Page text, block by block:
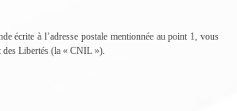
écrite à l’adresse postale mentionnée au point 1, vous
des Libertés (la « CNIL »).